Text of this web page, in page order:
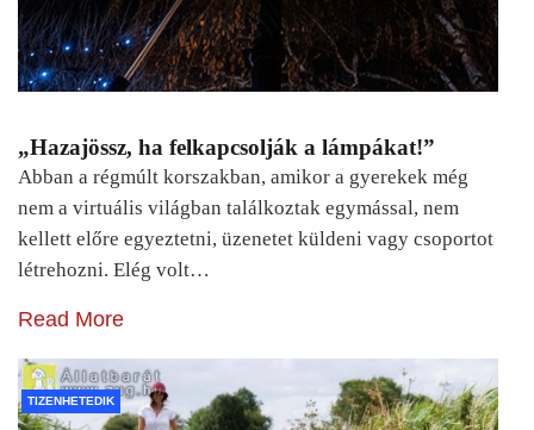
„Hazajössz, ha felkapcsolják a lámpákat!”
Abban a régmúlt korszakban, amikor a gyerekek még
nem a virtuális világban találkoztak egymással, nem
kellett előre egyeztetni, üzenetet küldeni vagy csoportot
létrehozni. Elég volt…
Read More
TIZENHETEDIK